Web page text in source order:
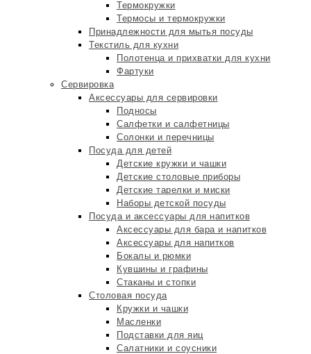
Термокружки
Термосы и термокружки
Принадлежности для мытья посуды
Текстиль для кухни
Полотенца и прихватки для кухни
Фартуки
Сервировка
Аксессуары для сервировки
Подносы
Салфетки и салфетницы
Солонки и перечницы
Посуда для детей
Детские кружки и чашки
Детские столовые приборы
Детские тарелки и миски
Наборы детской посуды
Посуда и аксессуары для напитков
Аксессуары для бара и напитков
Аксессуары для напитков
Бокалы и рюмки
Кувшины и графины
Стаканы и стопки
Столовая посуда
Кружки и чашки
Масленки
Подставки для яиц
Салатники и соусники